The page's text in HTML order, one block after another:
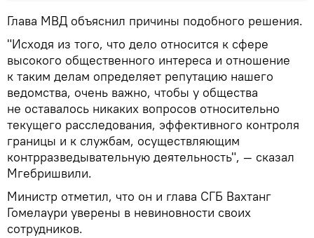
Глава МВД объяснил причины подобного решения.
"Исходя из того, что дело относится к сфере
высокого общественного интереса и отношение
к таким делам определяет репутацию нашего
ведомства, очень важно, чтобы у общества
не оставалось никаких вопросов относительно
текущего расследования, эффективного контроля
границы и к службам, осуществляющим
контрразведывательную деятельность", — сказал
Мгебришвили.
Министр отметил, что он и глава СГБ Вахтанг
Гомелаури уверены в невиновности своих
сотрудников.